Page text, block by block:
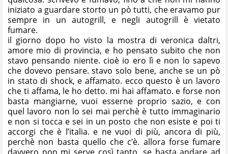
iniziato a guardare storto un pò tutti, che eravamo pur
sempre in un autogrill, e negli autogrill è vietato
fumare.
il giorno dopo ho visto la mostra di veronica daltri,
amore mio di provincia, e ho pensato subito che non
stavo pensando niente. cioè io ero lì e non lo sapevo
che dovevo pensare. stavo solo bene, anche se un pò
in stato di shock, e affamato. ecco questo è un lavoro
che ti affama, le ho detto. mi hai affamato. e forse non
basta mangiarne, vuoi esserne proprio sazio, e con
quel lavoro non lo sei mai perchè è tutto immaginario
e non si tocca e sei in un posto che non esiste e poi ti
accorgi che è l’italia. e ne vuoi di più, ancora di più,
perchè non basta quello che c’è. allora forse fumare
davvero non mi serve così tanto, se basta andare ad